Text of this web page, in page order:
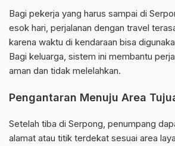
Bagi pekerja yang harus sampai di
esok hari, perjalanan dengan travel
karena waktu di kendaraan bisa
Bagi keluarga, sistem ini membantu
aman dan tidak melelahkan.
Pengantaran Menuju Area
Setelah tiba di Serpong, penumpang
alamat atau titik terdekat sesuai area